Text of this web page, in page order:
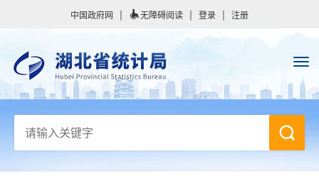
中国政府网 无障碍阅读 登录 注册